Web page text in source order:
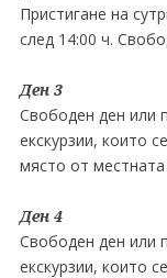
Пристигане на
след 14:00 ч.
Ден 3
Свободен ден или
екскурзии, които
място от
Ден 4
Свободен ден или
екскурзии, които